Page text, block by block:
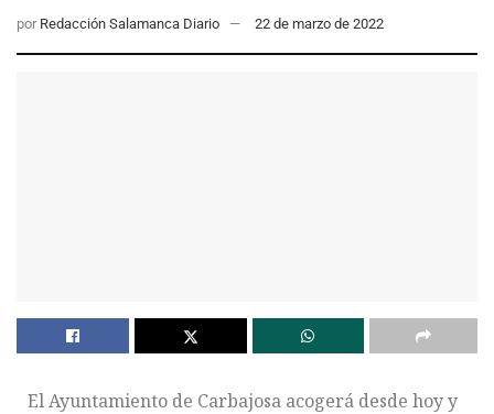
por Redacción Salamanca Diario 22 de marzo de 2022
El Ayuntamiento de Carbajosa acogerá desde hoy y